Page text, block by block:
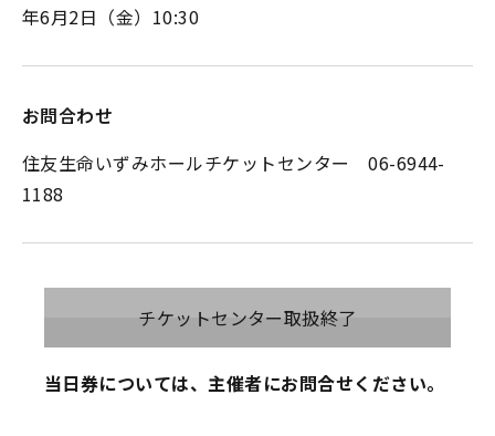
年6月2日（金）10:30
お問合わせ
住友生命いずみホールチケットセンター 06-6944-
1188
チケットセンター取扱終了
当日券については、主催者にお問合せください。